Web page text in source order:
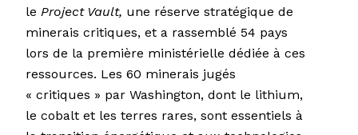
le Project Vault, une réserve stratégique de
minerais critiques, et a rassemblé 54 pays
lors de la première ministérielle dédiée à ces
ressources. Les 60 minerais jugés
« critiques » par Washington, dont le lithium,
le cobalt et les terres rares, sont essentiels à